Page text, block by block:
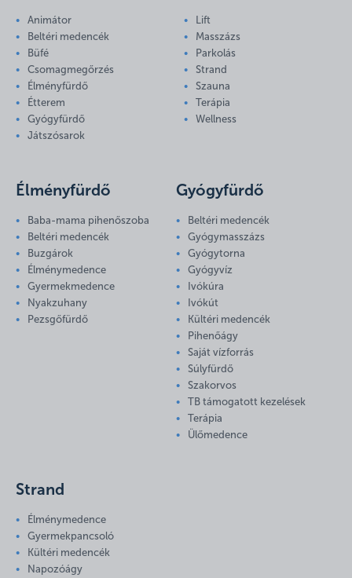
Animátor
Beltéri medencék
Büfé
Csomagmegőrzés
Élményfürdő
Étterem
Gyógyfürdő
Játszósarok
Lift
Masszázs
Parkolás
Strand
Szauna
Terápia
Wellness
Élményfürdő
Baba-mama pihenőszoba
Beltéri medencék
Buzgárok
Élménymedence
Gyermekmedence
Nyakzuhany
Pezsgőfürdő
Gyógyfürdő
Beltéri medencék
Gyógymasszázs
Gyógytorna
Gyógyvíz
Ivókúra
Ivókút
Kültéri medencék
Pihenőágy
Saját vízforrás
Súlyfürdő
Szakorvos
TB támogatott kezelések
Terápia
Ülőmedence
Strand
Élménymedence
Gyermekpancsoló
Kültéri medencék
Napozóágy